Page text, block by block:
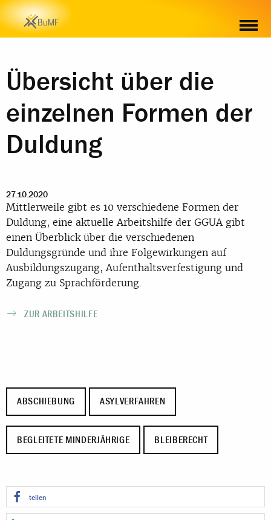
WEITERE INFORMATIONEN ZUM THEMA
Übersicht über die
einzelnen Formen der
Duldung
27.10.2020
Mittlerweile gibt es 10 verschiedene Formen der
Duldung, eine aktuelle Arbeitshilfe der GGUA gibt
einen Überblick über die verschiedenen
Duldungsgründe und ihre Folgewirkungen auf
Ausbildungszugang, Aufenthaltsverfestigung und
Zugang zu Sprachförderung.
ZUR ARBEITSHILFE
ABSCHIEBUNG ASYLVERFAHREN
BEGLEITETE MINDERJÄHRIGE BLEIBERECHT
teilen